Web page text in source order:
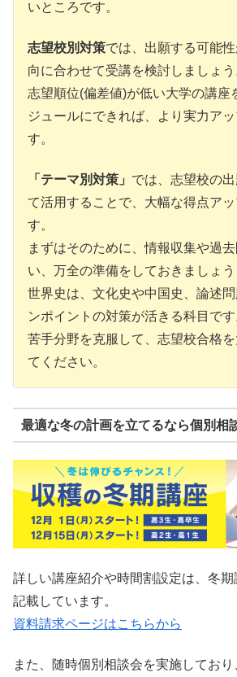
いところです。
志望校別対策では、出願する可能
向に合わせて受講を検討しましょう
志望順位(偏差値)が低い大学の講座
ジュールにできれば、より実力ア
す。
「テーマ別対策」 では、志望校の
て活用することで、大幅な得点ア
す。
まずはそのために、情報収集や過
い、万全の準備をしておきましょう
世界史は、文化史や中国史、論述
ンポイントの対策が活きる科目です
苦手分野を克服して、志望校合格
てください。
最適な冬の計画を立てるなら個別相
詳しい講座紹介や時間割設定は、冬
記載しています。
資料請求ページはこちらから
また、随時個別相談会を実施してお